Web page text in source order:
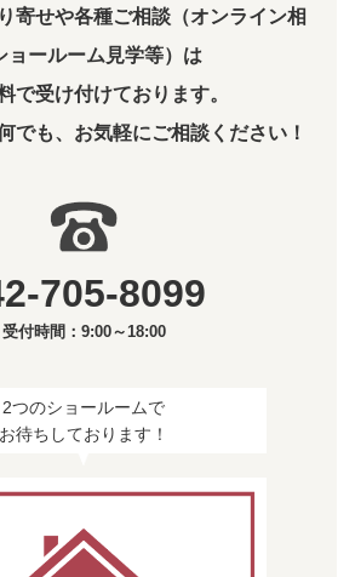
寄せや各種ご相談（オンライン相
ョールーム見学等）は
で受け付けております。
でも、お気軽にご相談ください！
705-8099
受付時間：9:00～18:00
2つのショールームで
お待ちしております！